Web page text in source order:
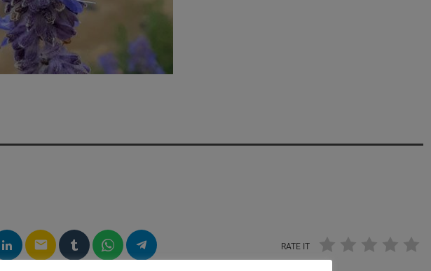
email RATE IT